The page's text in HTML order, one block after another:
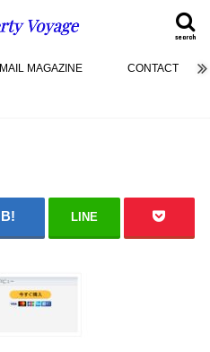
search
MAIL MAGAZINE CONTACT
LINE